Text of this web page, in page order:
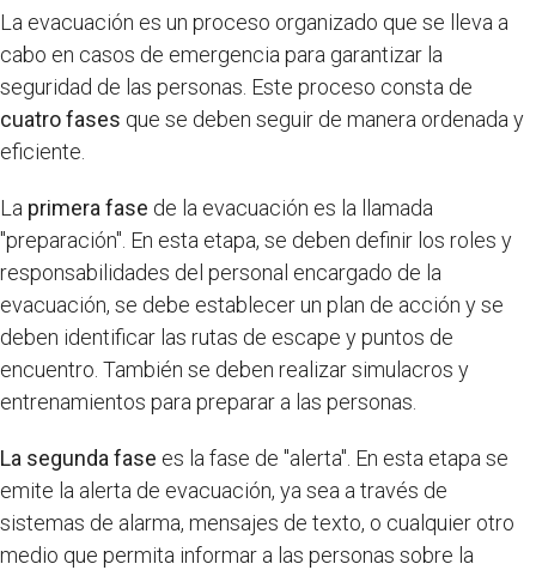
La evacuación es un proceso organizado que se lleva a
cabo en casos de emergencia para garantizar la
seguridad de las personas. Este proceso consta de
cuatro fases que se deben seguir de manera ordenada y
eficiente.
La primera fase de la evacuación es la llamada
"preparación". En esta etapa, se deben definir los roles y
responsabilidades del personal encargado de la
evacuación, se debe establecer un plan de acción y se
deben identificar las rutas de escape y puntos de
encuentro. También se deben realizar simulacros y
entrenamientos para preparar a las personas.
La segunda fase es la fase de "alerta". En esta etapa se
emite la alerta de evacuación, ya sea a través de
sistemas de alarma, mensajes de texto, o cualquier otro
medio que permita informar a las personas sobre la